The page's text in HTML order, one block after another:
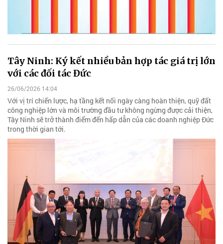
Tây Ninh: Ký kết nhiều bản hợp tác giá trị lớn
với các đối tác Đức
26/06/2026 14:04
Với vị trí chiến lược, hạ tầng kết nối ngày càng hoàn thiện, quỹ đất
công nghiệp lớn và môi trường đầu tư không ngừng được cải thiện,
Tây Ninh sẽ trở thành điểm đến hấp dẫn của các doanh nghiệp Đức
trong thời gian tới.